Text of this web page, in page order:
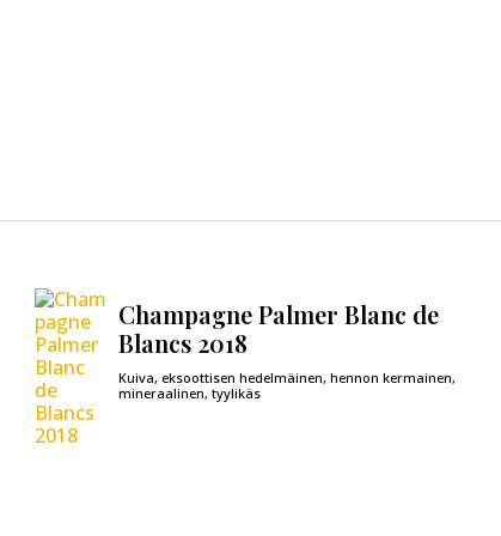
Champagne Palmer Blanc de
Blancs 2018
Kuiva, eksoottisen hedelmäinen, hennon kermainen,
mineraalinen, tyylikäs